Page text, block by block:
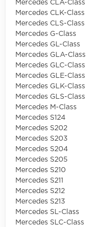
Mercedes CLA-Class
Mercedes CLK-Class
Mercedes CLS-Class
Mercedes G-Class
Mercedes GL-Class
Mercedes GLA-Class
Mercedes GLC-Class
Mercedes GLE-Class
Mercedes GLK-Class
Mercedes GLS-Class
Mercedes M-Class
Mercedes S124
Mercedes S202
Mercedes S203
Mercedes S204
Mercedes S205
Mercedes S210
Mercedes S211
Mercedes S212
Mercedes S213
Mercedes SL-Class
Mercedes SLC-Class